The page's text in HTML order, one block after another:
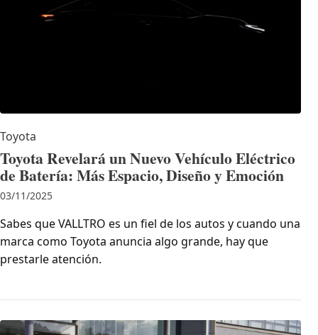
Toyota
Toyota Revelará un Nuevo Vehículo Eléctrico
de Batería: Más Espacio, Diseño y Emoción
03/11/2025
Sabes que VALLTRO es un fiel de los autos y cuando una
marca como Toyota anuncia algo grande, hay que
prestarle atención.